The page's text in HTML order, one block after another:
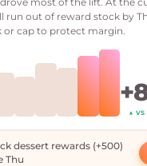
run out of reward stock by
cap to protect margin.
▲
dessert rewards (+500)
Thu